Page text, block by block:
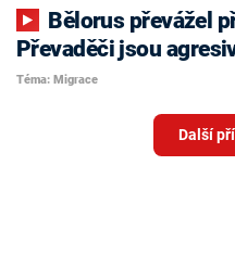
Převaděči jsou
Téma: Migrace
Další